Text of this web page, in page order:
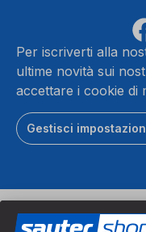
Per iscriverti alla
ultime novità sui
accettare i cookie di
Gestisci